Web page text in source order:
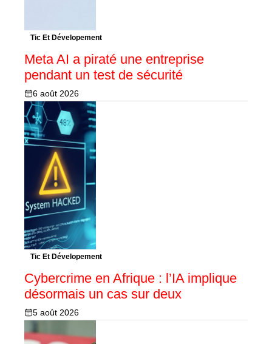
Tic Et Dévelopement
Meta AI a piraté une entreprise
pendant un test de sécurité
6 août 2026
Tic Et Dévelopement
Cybercrime en Afrique : l’IA implique
désormais un cas sur deux
5 août 2026